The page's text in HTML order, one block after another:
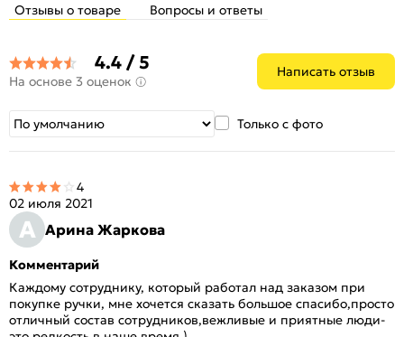
Отзывы о товаре Вопросы и ответы
4.4 / 5
На основе 3 оценок
Написать отзыв
Только с фото
А Арина Жаркова
02 июля 2021
4
Комментарий
Каждому сотруднику, который работал над заказом при
покупке ручки, мне хочется сказать большое спасибо,просто
отличный состав сотрудников,вежливые и приятные люди-